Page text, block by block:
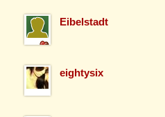
Eibelstadt
eightysix